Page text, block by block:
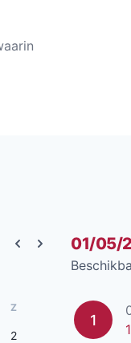
Previous month
Next month
Z
2
01/05/
1